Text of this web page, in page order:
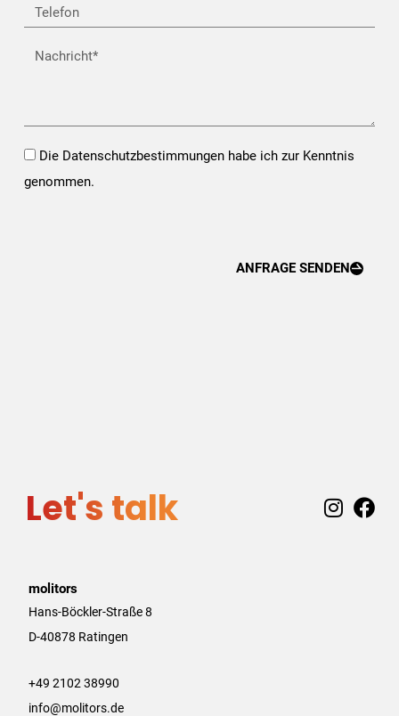
Telefon
Nachricht
Opt-
In*
Die Datenschutzbestimmungen habe ich zur Kenntnis
genommen.
ANFRAGE SENDEN
Let's talk
I
F
molitors
Hans-Böckler-Straße 8
D-40878 Ratingen
+49 2102 38990
info@molitors.de